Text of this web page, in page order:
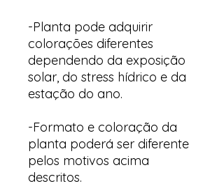
-Planta pode adquirir
colorações diferentes
dependendo da exposição
solar, do stress hídrico e da
estação do ano.
-Formato e coloração da
planta poderá ser diferente
pelos motivos acima
descritos.